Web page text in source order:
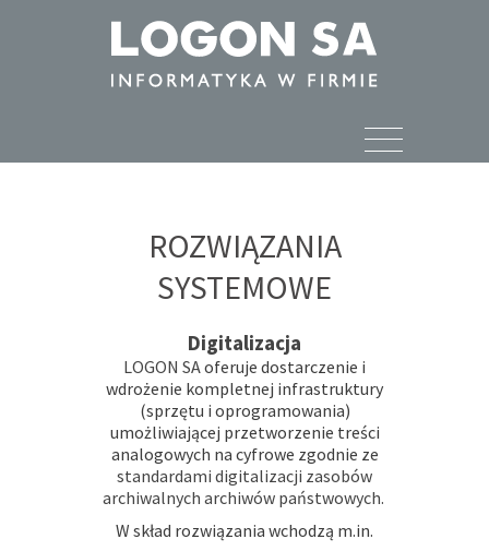
rozwiązania systemowe
digitalizacja
ROZWIĄZANIA
SYSTEMOWE
Digitalizacja
LOGON SAoferuje dostarczenie i
wdrożenie kompletnej infrastruktury
(sprzętu i oprogramowania)
umożliwiającej przetworzenie treści
analogowych na cyfrowe zgodnie ze
standardami digitalizacji zasobów
archiwalnych archiwów państwowych.
W skład rozwiązania wchodzą m.in.